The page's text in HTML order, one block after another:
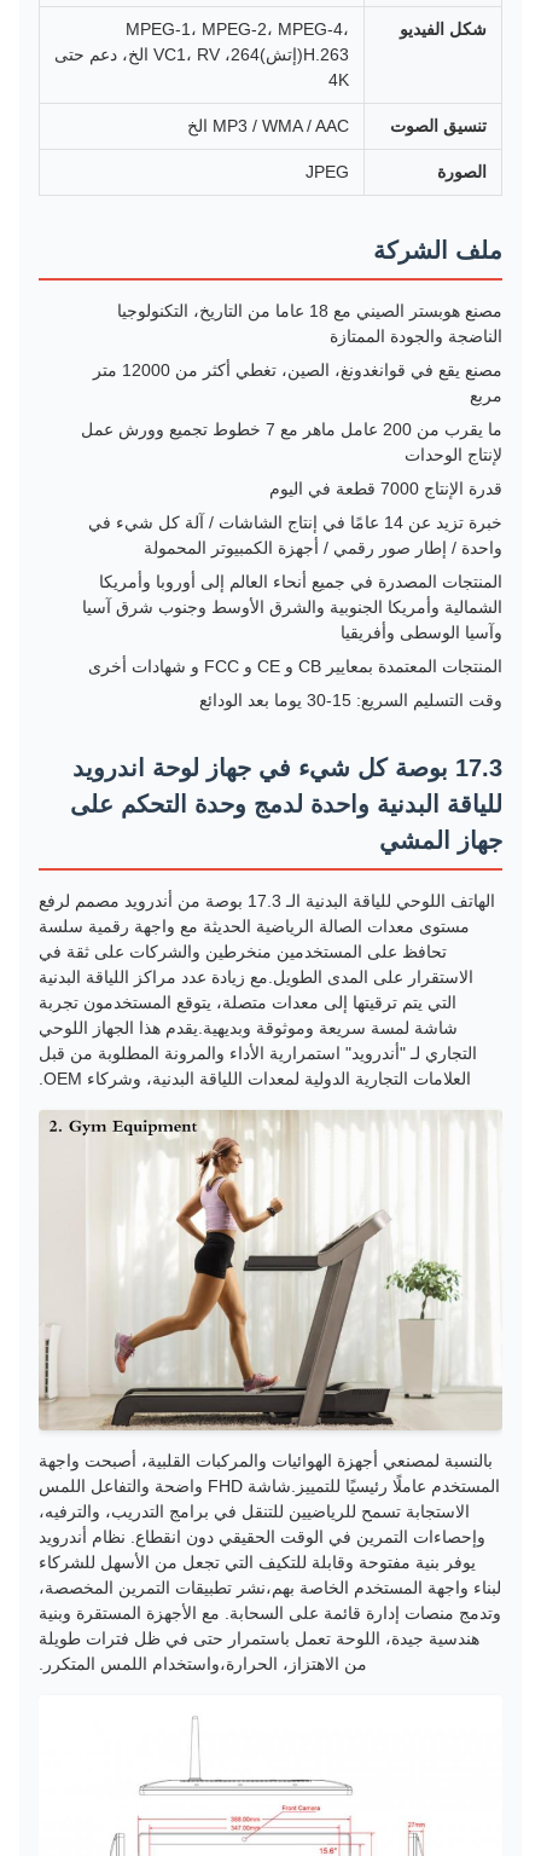
شكل الفيديو
MPEG-1، MPEG-2، MPEG-4،
H.263(إتش)264، VC1، RV الخ، دعم حتى
4K
تنسيق الصوت MP3 / WMA / AAC الخ
الصورة JPEG
ملف الشركة
مصنع هوبستر الصيني مع 18 عاما من التاريخ، التكنولوجيا
الناضجة والجودة الممتازة
مصنع يقع في قوانغدونغ، الصين، تغطي أكثر من 12000 متر
مربع
ما يقرب من 200 عامل ماهر مع 7 خطوط تجميع وورش عمل
لإنتاج الوحدات
قدرة الإنتاج 7000 قطعة في اليوم
خبرة تزيد عن 14 عامًا في إنتاج الشاشات / آلة كل شيء في
واحدة / إطار صور رقمي / أجهزة الكمبيوتر المحمولة
المنتجات المصدرة في جميع أنحاء العالم إلى أوروبا وأمريكا
الشمالية وأمريكا الجنوبية والشرق الأوسط وجنوب شرق آسيا
وآسيا الوسطى وأفريقيا
المنتجات المعتمدة بمعايير CB و CE و FCC و شهادات أخرى
وقت التسليم السريع: 15-30 يوما بعد الودائع
17.3 بوصة كل شيء في جهاز لوحة اندرويد
للياقة البدنية واحدة لدمج وحدة التحكم على
جهاز المشي
الهاتف اللوحي للياقة البدنية الـ 17.3 بوصة من أندرويد مصمم لرفع
مستوى معدات الصالة الرياضية الحديثة مع واجهة رقمية سلسة
تحافظ على المستخدمين منخرطين والشركات على ثقة في
الاستقرار على المدى الطويل.مع زيادة عدد مراكز اللياقة البدنية
التي يتم ترقيتها إلى معدات متصلة، يتوقع المستخدمون تجربة
شاشة لمسة سريعة وموثوقة وبديهية.يقدم هذا الجهاز اللوحي
التجاري لـ "أندرويد" استمرارية الأداء والمرونة المطلوبة من قبل
العلامات التجارية الدولية لمعدات اللياقة البدنية، وشركاء OEM.
بالنسبة لمصنعي أجهزة الهوائيات والمركبات القلبية، أصبحت واجهة
المستخدم عاملًا رئيسيًا للتمييز.شاشة FHD واضحة والتفاعل اللمس
الاستجابة تسمح للرياضيين للتنقل في برامج التدريب، والترفيه،
وإحصاءات التمرين في الوقت الحقيقي دون انقطاع. نظام أندرويد
يوفر بنية مفتوحة وقابلة للتكيف التي تجعل من الأسهل للشركاء
لبناء واجهة المستخدم الخاصة بهم،نشر تطبيقات التمرين المخصصة،
وتدمج منصات إدارة قائمة على السحابة. مع الأجهزة المستقرة وبنية
هندسية جيدة، اللوحة تعمل باستمرار حتى في ظل فترات طويلة
من الاهتزاز، الحرارة،واستخدام اللمس المتكرر.